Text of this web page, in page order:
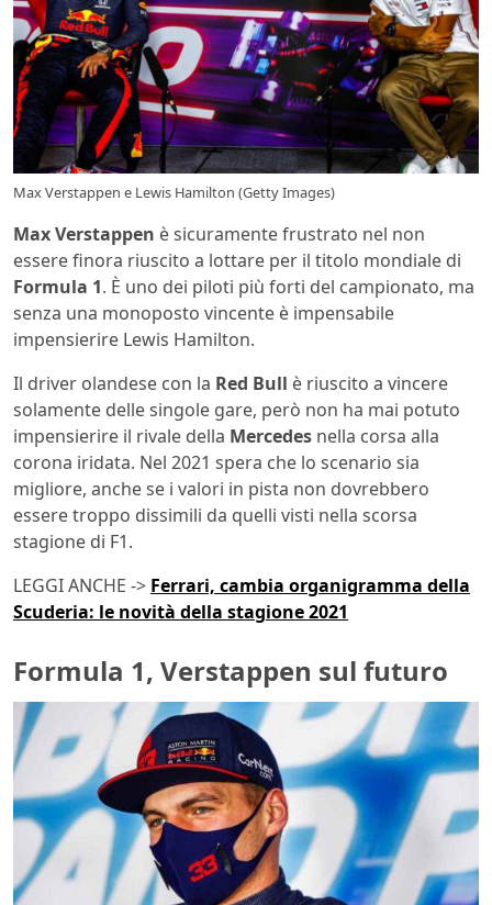
Max Verstappen e Lewis Hamilton (Getty Images)
Max Verstappen è sicuramente frustrato nel non
essere finora riuscito a lottare per il titolo mondiale di
Formula 1. È uno dei piloti più forti del campionato, ma
senza una monoposto vincente è impensabile
impensierire Lewis Hamilton.
Il driver olandese con la Red Bull è riuscito a vincere
solamente delle singole gare, però non ha mai potuto
impensierire il rivale della Mercedes nella corsa alla
corona iridata. Nel 2021 spera che lo scenario sia
migliore, anche se i valori in pista non dovrebbero
essere troppo dissimili da quelli visti nella scorsa
stagione di F1.
LEGGI ANCHE -> Ferrari, cambia organigramma della
Scuderia: le novità della stagione 2021
Formula 1, Verstappen sul futuro